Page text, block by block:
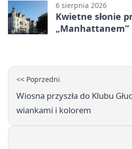
6 sierpnia 2026
Kwietne słonie
„Manhattanem”
<< Poprzedni
Wiosna przyszła do Klubu
wiankami i kolorem